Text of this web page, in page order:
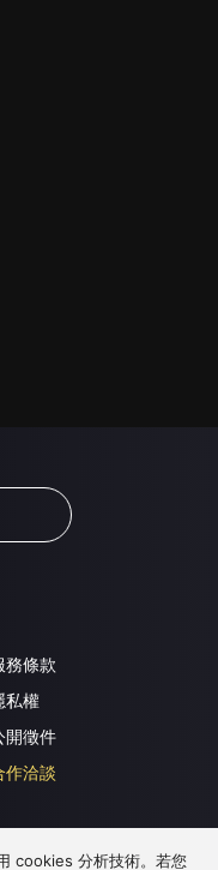
務條款
私權
開徵件
作洽談
cookies 分析技術。若您